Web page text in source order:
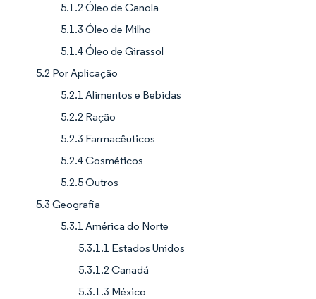
5.1.2 Óleo de Canola
5.1.3 Óleo de Milho
5.1.4 Óleo de Girassol
5.2 Por Aplicação
5.2.1 Alimentos e Bebidas
5.2.2 Ração
5.2.3 Farmacêuticos
5.2.4 Cosméticos
5.2.5 Outros
5.3 Geografia
5.3.1 América do Norte
5.3.1.1 Estados Unidos
5.3.1.2 Canadá
5.3.1.3 México